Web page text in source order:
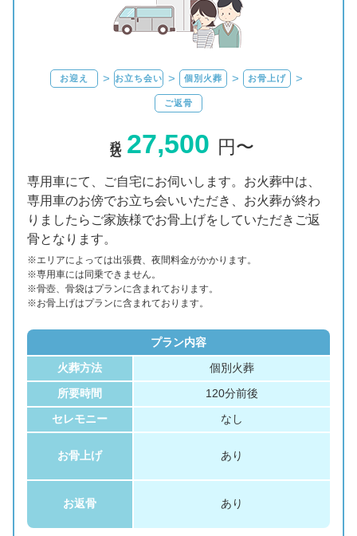
お迎え お立ち会い 個別火葬 お骨上げ
ご返骨
27,500 円〜
専用車にて、ご自宅にお伺いします。お火葬中は、
専用車のお傍でお立ち会いいただき、お火葬が終わ
りましたらご家族様でお骨上げをしていただきご返
骨となります。
※エリアによっては出張費、 夜間料金がかかります。
※専用車には同乗できません。
※骨壺、骨袋はプランに含まれております。
※お骨上げはプランに含まれております。
プラン内容
火葬方法 個別火葬
所要時間 120分前後
セレモニー なし
お骨上げ あり
お返骨 あり